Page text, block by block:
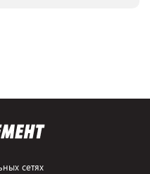
сетях